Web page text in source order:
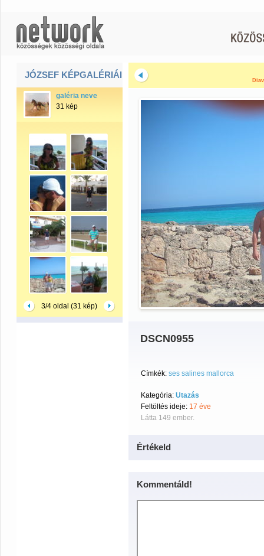
JÓZSEF KÉPGALÉRIÁI
galéria neve
31 kép
3/4 oldal (31 kép)
DSCN0955
Címkék: ses salines mallorca
Kategória: Utazás
Feltöltés ideje: 17 éve
Látta 149 ember.
Értékeld
Kommentáld!